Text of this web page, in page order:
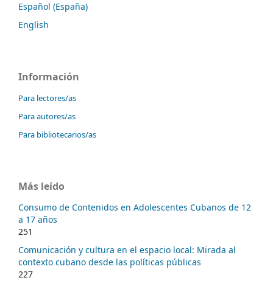
Español (España)
English
Información
Para lectores/as
Para autores/as
Para bibliotecarios/as
Más leído
Consumo de Contenidos en Adolescentes Cubanos de 12
a 17 años
251
Comunicación y cultura en el espacio local: Mirada al
contexto cubano desde las políticas públicas
227